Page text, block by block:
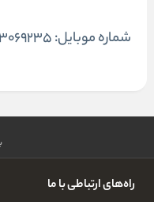
شماره موبایل: ۰۹۱۲۳۰۶۹۲۳۵
راه‌های ارتباطی با ما